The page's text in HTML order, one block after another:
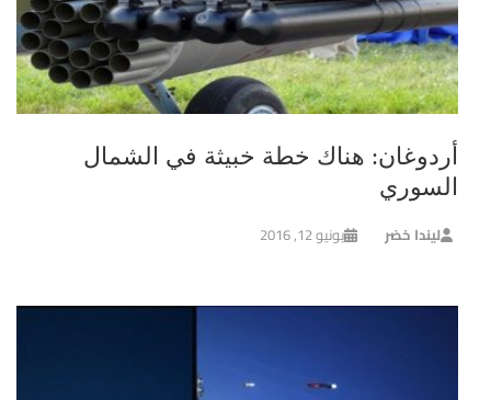
أردوغان: هناك خطة خبيثة في الشمال
السوري
ليندا خضر يونيو 12, 2016